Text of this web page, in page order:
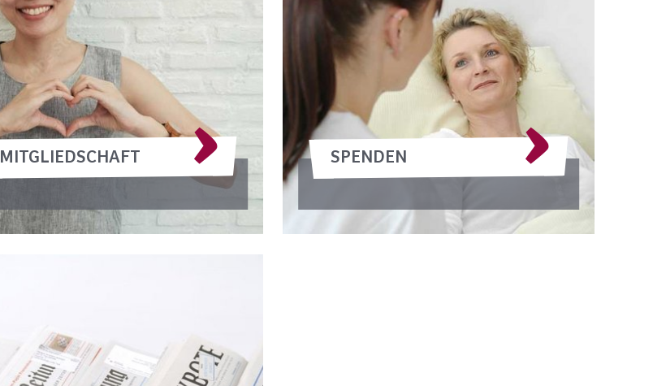
MITGLIEDSCHAFT SPENDEN